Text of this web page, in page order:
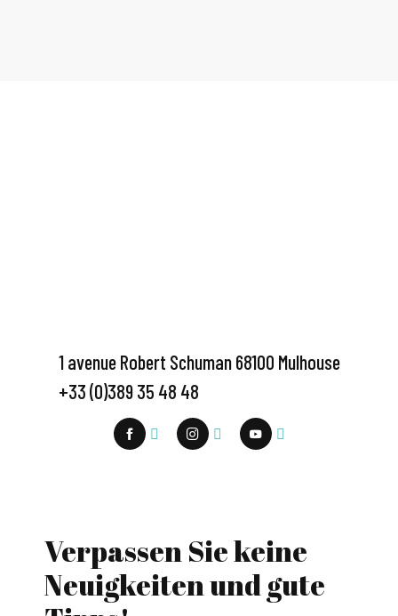
1 avenue Robert Schuman 68100 Mulhouse
+33 (0)389 35 48 48
Verpassen Sie keine
Neuigkeiten und gute